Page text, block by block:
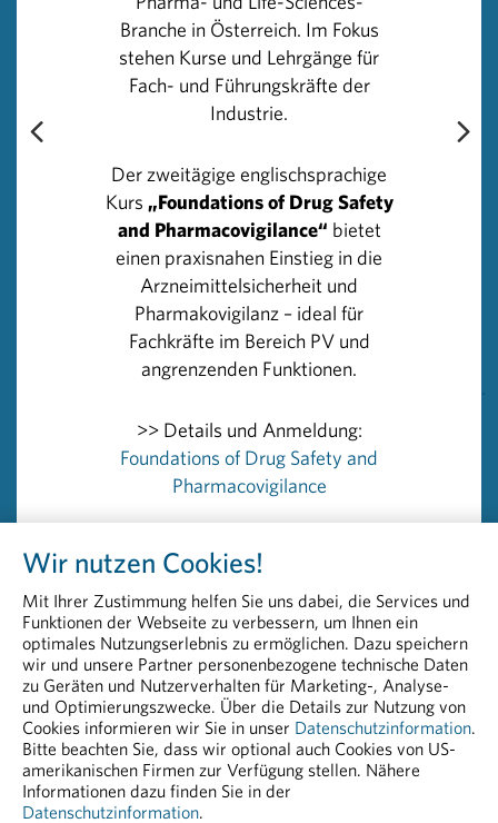
aber wurden konsequent jene Ärztinnen und Ärzte an
den Pranger gestellt, die seit Einführung der
Transparenzinitiative im Jahr 2016 namentlich zu ihrer
Kooperation mit der pharmazeutischen Industrie
gestanden sind. Dabei sollte allen klar sein, dass es nur
Bis spätestens 30. Juni eines jeden Jahres legen die
pharmazeutischen Unternehmen die Zahlungen an
Angehörige und Institutionen der Fachkreise des
Vorjahres offen. Die branchenweit zusammengefassten
Zahlen veröffentlicht die PHARMIG unter
https://www.pharmig.at/pharmaindustrie/transparenz/
Rückfragehinweis
PHARMIG – Verband der pharmazeutischen Industrie
Peter Richter, BA MA MBA
peter.richter@pharmig.at
pharmig.at
20210526 Transparenz bei Zuwendungen keine
Frage der Willkür.pdf
PDF - 84,84 KB
Branche in Österreich. Im Fokus
stehen Kurse und Lehrgänge für
Fach- und Führungskräfte der
Industrie.
Der zweitägige englischsprachige
Kurs „Foundations of Drug Safety
and Pharmacovigilance“ bietet
einen praxisnahen Einstieg in die
Arzneimittelsicherheit und
Pharmakovigilanz – ideal für
Fachkräfte im Bereich PV und
angrenzenden Funktionen.
>> Details und Anmeldung:
Foundations of Drug Safety and
Pharmacovigilance
Wir nutzen Cookies!
Mit Ihrer Zustimmung helfen Sie uns dabei, die Services und
Funktionen der Webseite zu verbessern, um Ihnen ein
optimales Nutzungserlebnis zu ermöglichen. Dazu speichern
wir und unsere Partner personenbezogene technische Daten
zu Geräten und Nutzerverhalten für Marketing-, Analyse-
und Optimierungszwecke. Über die Details zur Nutzung von
Cookies informieren wir Sie in unser Datenschutzinformation.
Bitte beachten Sie, dass wir optional auch Cookies von US-
amerikanischen Firmen zur Verfügung stellen. Nähere
Informationen dazu finden Sie in der
Datenschutzinformation.